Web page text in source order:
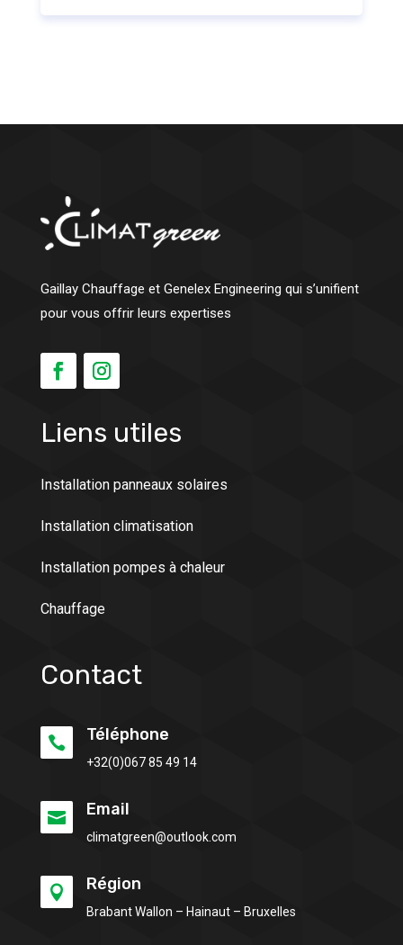
Gaillay Chauffage et Genelex Engineering qui s’unifient
pour vous offrir leurs expertises
Liens utiles
Installation panneaux solaires
Installation climatisation
Installation pompes à chaleur
Chauffage
Contact
 Téléphone
+32(0)067 85 49 14
 Email
climatgreen@outlook.com
 Région
Brabant Wallon – Hainaut – Bruxelles